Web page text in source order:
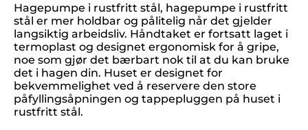
Hagepumpe i rustfritt stål, hagepumpe i rustfritt
stål er mer holdbar og pålitelig når det gjelder
langsiktig arbeidsliv. Håndtaket er fortsatt laget i
termoplast og designet ergonomisk for å gripe,
noe som gjør det bærbart nok til at du kan bruke
det i hagen din. Huset er designet for
bekvemmelighet ved å reservere den store
påfyllingsåpningen og tappepluggen på huset i
rustfritt stål.